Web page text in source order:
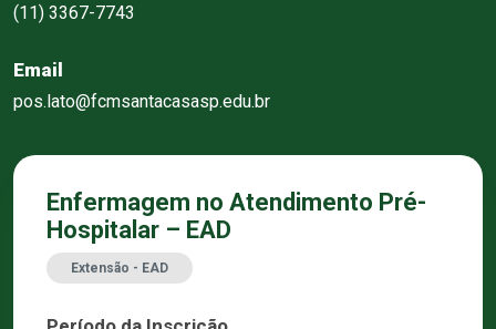
(11) 3367-7743
Email
pos.lato@fcmsantacasasp.edu.br
Enfermagem no Atendimento Pré-
Hospitalar – EAD
Extensão - EAD